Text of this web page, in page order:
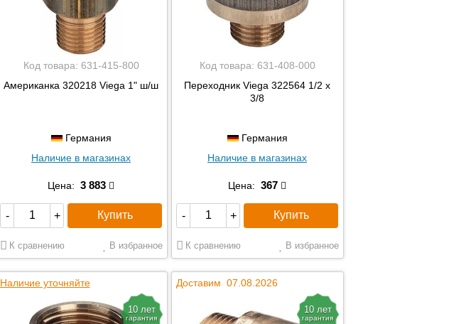
Код товара: 631-415-800
Американка 320218 Viega 1" ш/ш
Германия
Наличие в магазинах
Цена: 3 883
- + Купить
К сравнению В избранное
Код товара: 631-408-000
Переходник Viega 322564 1/2 x
3/8
Германия
Наличие в магазинах
Цена: 367
- + Купить
К сравнению В избранное
Наличие уточняйте
10 лет
гарантия
Доставим 07.08.2026
10 лет
гарантия